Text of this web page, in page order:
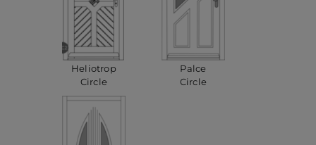
Heliotrop
Circle
Palce
Circle